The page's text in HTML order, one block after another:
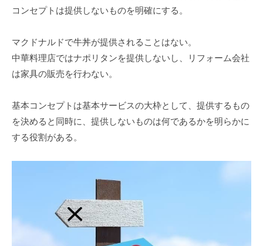
コンセプトは提供しないものを明確にする。
マクドナルドで牛丼が提供されることはない。
中華料理店ではナポリタンを提供しないし、リフォーム会社
は家具の販売を行わない。
基本コンセプトは基本サービスの大枠として、提供するもの
を決めると同時に、提供しないものは何であるかを明らかに
する役割がある。